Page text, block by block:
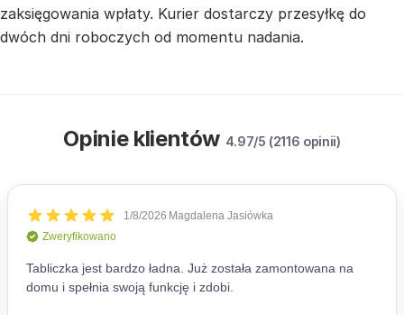
zaksięgowania wpłaty. Kurier dostarczy przesyłkę do
dwóch dni roboczych od momentu nadania.
Opinie klientów 4.97/5 (2116 opinii)